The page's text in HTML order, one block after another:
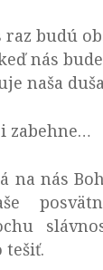
raz budú
nás
naša
zabehne…
na nás
tešiť.